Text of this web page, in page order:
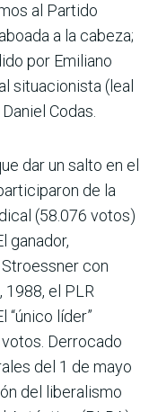
al Partido
a la cabeza;
por Emiliano
situacionista (leal
Codas.
dar un salto en el
de la
(58.076 votos)
ganador,
con
1988, el PLR
“único líder”
Derrocado
del 1 de mayo
del liberalismo